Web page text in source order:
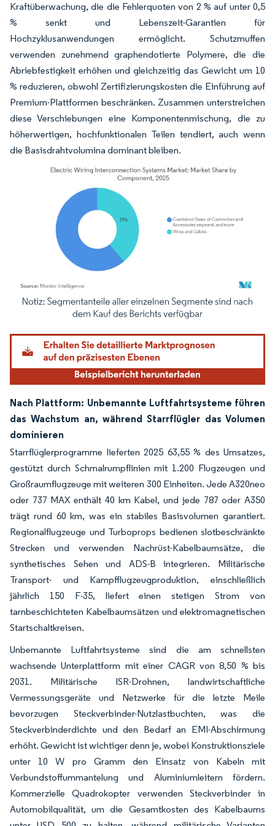
Kraftüberwachung, die die Fehlerquoten von 2 % auf unter 0,5
% senkt und Lebenszeit-Garantien für
Hochzyklusanwendungen ermöglicht. Schutzmuffen
verwenden zunehmend graphendotierte Polymere, die die
Abriebfestigkeit erhöhen und gleichzeitig das Gewicht um 10
% reduzieren, obwohl Zertifizierungskosten die Einführung auf
Premium-Plattformen beschränken. Zusammen unterstreichen
diese Verschiebungen eine Komponentenmischung, die zu
höherwertigen, hochfunktionalen Teilen tendiert, auch wenn
die Basisdrahtvolumina dominant bleiben.
Bild © Mordor Intelligence. Wiederverwendung erfordert Namensnennung
Nach Plattform: Unbemannte Luftfahrtsysteme führen
das Wachstum an, während Starrflügler das Volumen
dominieren
Starrflüglerprogramme lieferten 2025 63,55 % des Umsatzes,
gestützt durch Schmalrumpflinien mit 1.200 Flugzeugen und
Großraumflugzeuge mit weiteren 300 Einheiten. Jede A320neo
oder 737 MAX enthält 40 km Kabel, und jede 787 oder A350
trägt rund 60 km, was ein stabiles Basisvolumen garantiert.
Regionalflugzeuge und Turboprops bedienen slotbeschränkte
Strecken und verwenden Nachrüst-Kabelbaumsätze, die
synthetisches Sehen und ADS-B integrieren. Militärische
Transport- und Kampfflugzeugproduktion, einschließlich
jährlich 150 F-35, liefert einen stetigen Strom von
tarnbeschichteten Kabelbaumsätzen und elektromagnetischen
Startschaltkreisen.
Unbemannte Luftfahrtsysteme sind die am schnellsten
wachsende Unterplattform mit einer CAGR von 8,50 % bis
2031. Militärische ISR-Drohnen, landwirtschaftliche
Vermessungsgeräte und Netzwerke für die letzte Meile
bevorzugen Steckverbinder-Nutzlastbuchten, was die
Steckverbinderdichte und den Bedarf an EMI-Abschirmung
erhöht. Gewicht ist wichtiger denn je, wobei Konstruktionsziele
unter 10 W pro Gramm den Einsatz von Kabeln mit
Verbundstoffummantelung und Aluminiumleitern fördern.
Kommerzielle Quadrokopter verwenden Steckverbinder in
Automobilqualität, um die Gesamtkosten des Kabelbaums